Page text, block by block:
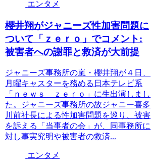
エンタメ
櫻井翔がジャニーズ性加害問題に
ついて「ｚｅｒｏ」でコメント:
被害者への謝罪と救済が大前提
ジャニーズ事務所の嵐・櫻井翔が４日、
月曜キャスターを務める日本テレビ系
「ｎｅｗｓ ｚｅｒｏ」に生出演しまし
た。ジャニーズ事務所の故ジャニー喜多
川前社長による性加害問題を巡り、被害
を訴える「当事者の会」が、同事務所に
対し事実究明や被害者の救済...
エンタメ